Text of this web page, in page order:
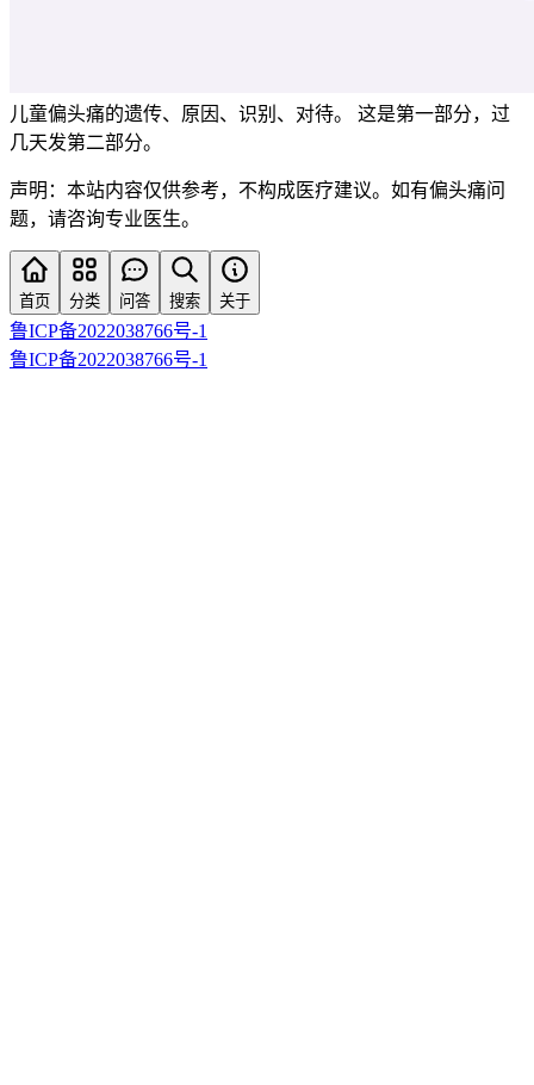
儿童偏头痛的遗传、原因、识别、对待。 这是第一部分，过
几天发第二部分。
声明：本站内容仅供参考，不构成医疗建议。如有偏头痛问
题，请咨询专业医生。
首页 分类 问答 搜索 关于
鲁ICP备2022038766号-1
鲁ICP备2022038766号-1